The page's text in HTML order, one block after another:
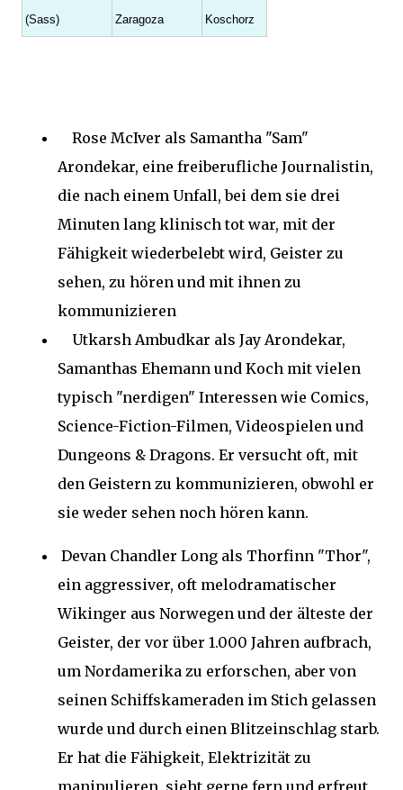
(Sass) Zaragoza Koschorz
Rose McIver als Samantha "Sam"
Arondekar, eine freiberufliche Journalistin,
die nach einem Unfall, bei dem sie drei
Minuten lang klinisch tot war, mit der
Fähigkeit wiederbelebt wird, Geister zu
sehen, zu hören und mit ihnen zu
kommunizieren
Utkarsh Ambudkar als Jay Arondekar,
Samanthas Ehemann und Koch mit vielen
typisch "nerdigen" Interessen wie Comics,
Science-Fiction-Filmen, Videospielen und
Dungeons & Dragons. Er versucht oft, mit
den Geistern zu kommunizieren, obwohl er
sie weder sehen noch hören kann.
Devan Chandler Long als Thorfinn "Thor",
ein aggressiver, oft melodramatischer
Wikinger aus Norwegen und der älteste der
Geister, der vor über 1.000 Jahren aufbrach,
um Nordamerika zu erforschen, aber von
seinen Schiffskameraden im Stich gelassen
wurde und durch einen Blitzeinschlag starb.
Er hat die Fähigkeit, Elektrizität zu
manipulieren, sieht gerne fern und erfreut